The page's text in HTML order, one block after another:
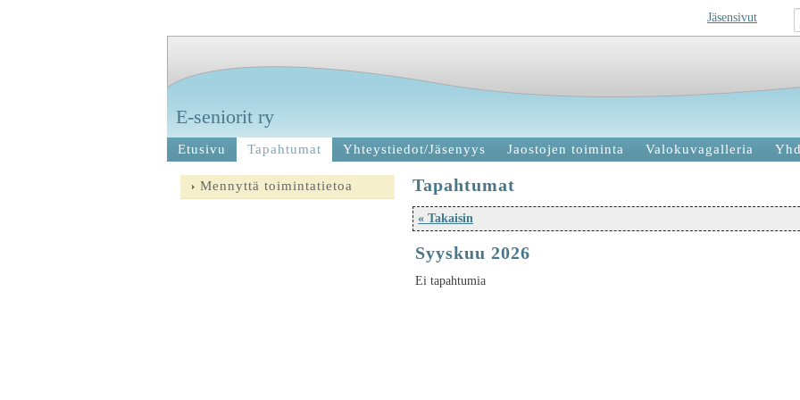
Jäsensivut
E-seniorit ry
Etusivu Tapahtumat Yhteystiedot/Jäsenyys Jaostojen toiminta Valokuvagalleria
Tapahtumat
« Takaisin
Syyskuu 2026
Ei tapahtumia
Mennyttä toimintatietoa